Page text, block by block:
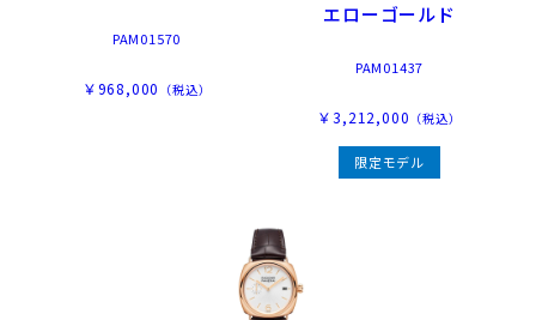
2002年にスイスのヌーシャテルにパネライのマニュファクチュ
から技術と機能に関する新たな観点が生まれ、より製品が充実
また、この頃からアジア進出も果たし大きな旋風を巻き起こし
PAM01570
￥968,000 （税込）
エローゴールド
PAM01437
￥3,212,000 （税込）
限定モデル